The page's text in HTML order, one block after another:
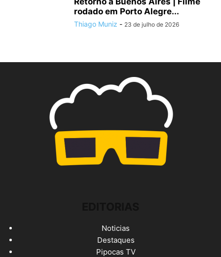
rodado em Porto Alegre...
Thiago Muniz - 23 de julho de 2026
Noticias
Destaques
Pipocas TV